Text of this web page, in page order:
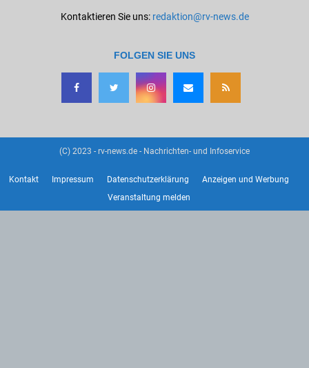
Kontaktieren Sie uns: redaktion@rv-news.de
FOLGEN SIE UNS
(C) 2023 - rv-news.de - Nachrichten- und Infoservice
Kontakt Impressum Datenschutzerklärung
Anzeigen und Werbung
Veranstaltung melden